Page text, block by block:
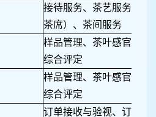
接待服务、茶艺服务（自
茶席）、茶间服务
样品管理、茶叶感官审评
综合评定
样品管理、茶叶感官审评
综合评定
订单接收与验视、订单配